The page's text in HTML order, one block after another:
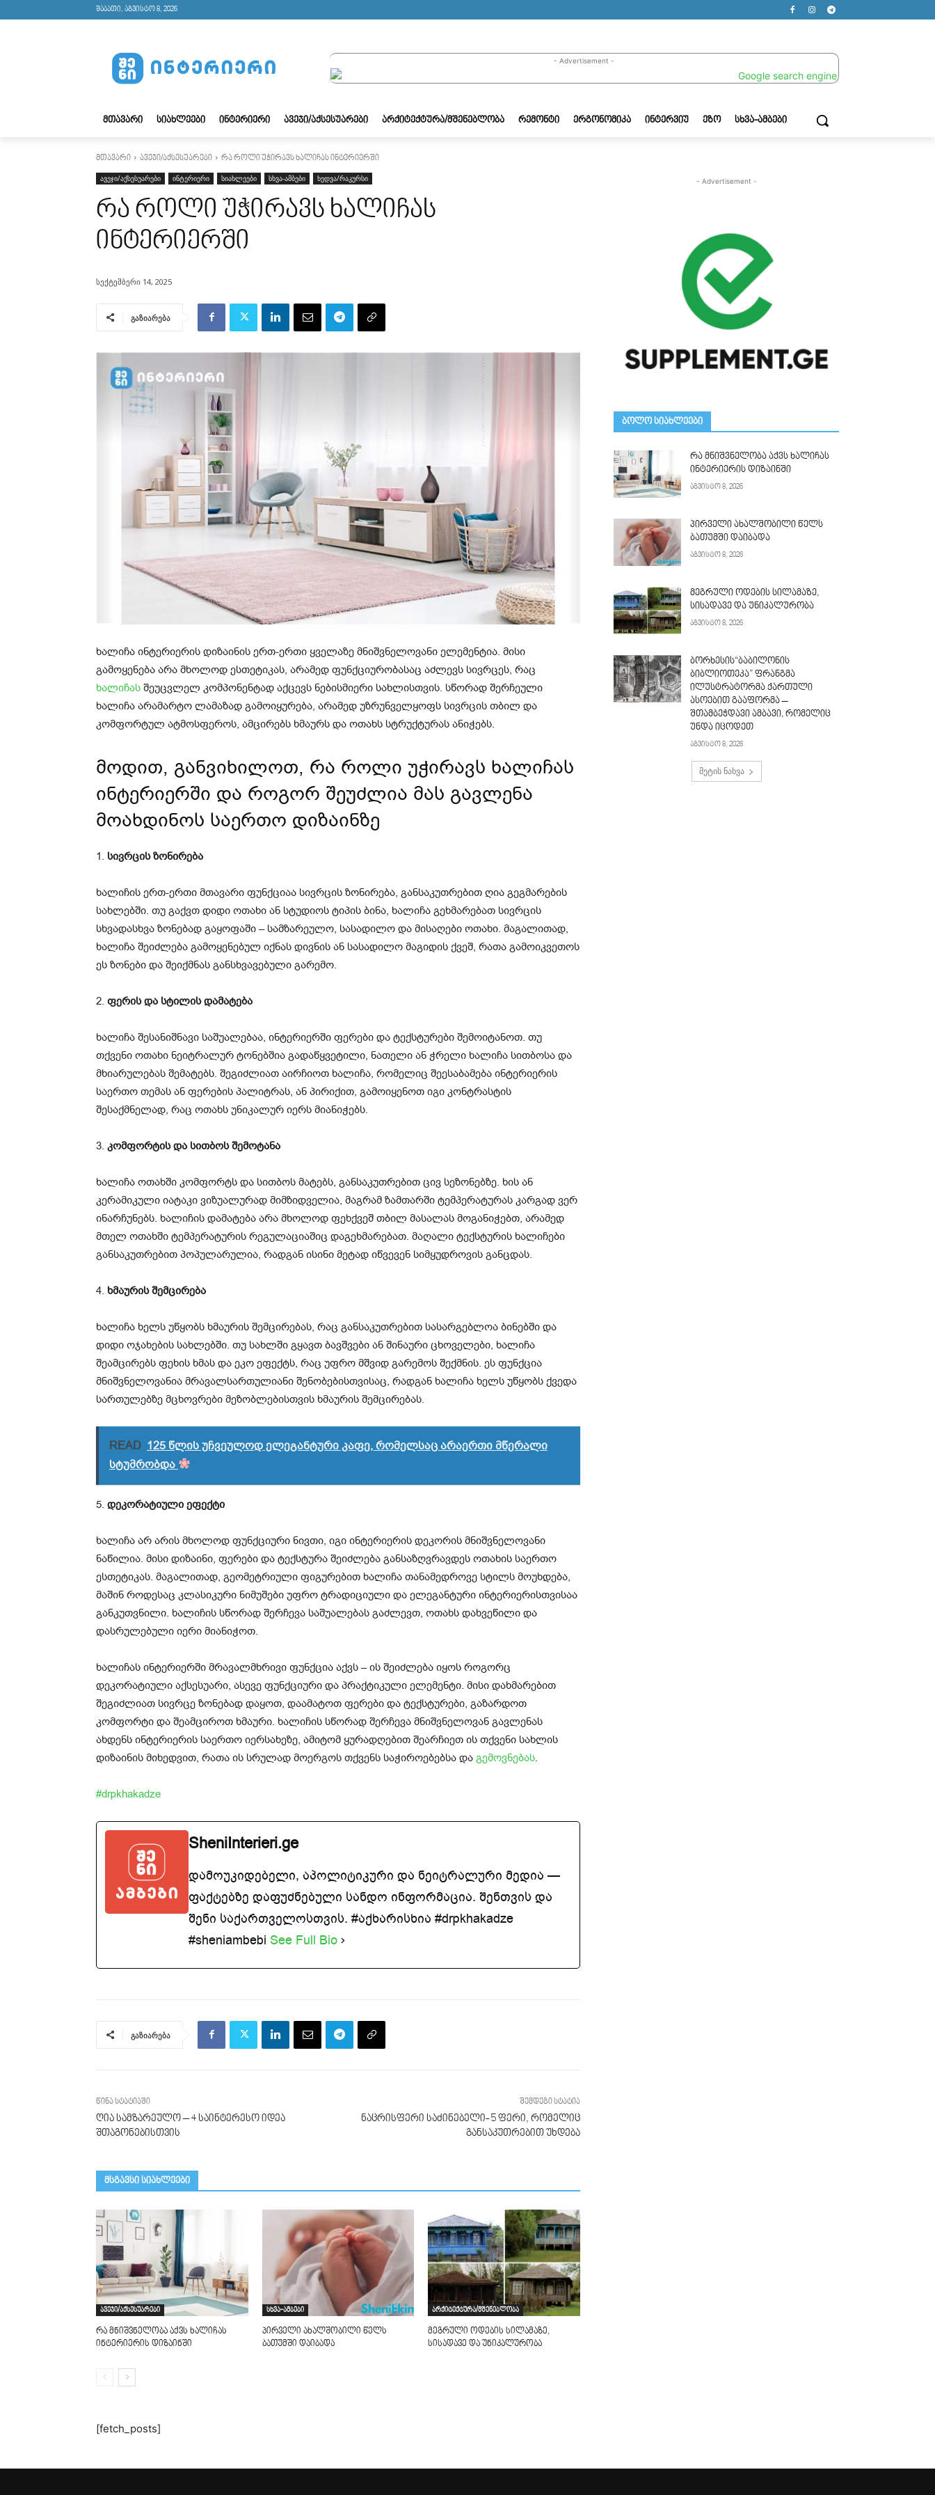
შაბათი, აგვისტო 8, 2026
- Advertisement -
ᲛᲗᲐᲕᲐᲠᲘ ᲡᲘᲐᲮᲚᲔᲔᲑᲘ ᲘᲜᲢᲔᲠᲘᲔᲠᲘ ᲐᲕᲔᲯᲘ/ᲐᲥᲡᲔᲡᲣᲐᲠᲔᲑᲘ ᲐᲠᲥᲘᲢᲔᲥᲢᲣᲠᲐ/ᲛᲨᲔᲜᲔᲑᲚᲝᲑᲐ ᲠᲔᲛᲝᲜᲢᲘ ᲔᲠᲒᲝᲜᲝᲛᲘᲙᲐ ᲘᲜᲢᲔᲠᲕᲘᲣ ᲔᲖᲝ ᲡᲮᲕᲐ-ᲐᲛᲑᲔᲑᲘ
მთავარი ავეჯი/აქსესუარები რა როლი უჭირავს ხალიჩას ინტერიერში
ავეჯი/აქსესუარები ინტერიერი სიახლეები სხვა-ამბები ხედვა/რაკურსი
რა როლი უჭირავს ხალიჩას
ინტერიერში
სექტემბერი 14, 2025
გაზიარება
ხალიჩა ინტერიერის დიზაინის ერთ-ერთი ყველაზე მნიშვნელოვანი ელემენტია. მისი
გამოყენება არა მხოლოდ ესთეტიკას, არამედ ფუნქციურობასაც აძლევს სივრცეს, რაც
ხალიჩას შეუცვლელ კომპონენტად აქცევს ნებისმიერი სახლისთვის. სწორად შერჩეული
ხალიჩა არამარტო ლამაზად გამოიყურება, არამედ უზრუნველყოფს სივრცის თბილ და
კომფორტულ ატმოსფეროს, ამცირებს ხმაურს და ოთახს სტრუქტურას ანიჭებს.
მოდით, განვიხილოთ, რა როლი უჭირავს ხალიჩას
ინტერიერში და როგორ შეუძლია მას გავლენა
მოახდინოს საერთო დიზაინზე
1. სივრცის ზონირება
ხალიჩის ერთ-ერთი მთავარი ფუნქციაა სივრცის ზონირება, განსაკუთრებით ღია გეგმარების
სახლებში. თუ გაქვთ დიდი ოთახი ან სტუდიოს ტიპის ბინა, ხალიჩა გეხმარებათ სივრცის
სხვადასხვა ზონებად გაყოფაში – სამზარეულო, სასადილო და მისაღები ოთახი. მაგალითად,
ხალიჩა შეიძლება გამოყენებულ იქნას დივნის ან სასადილო მაგიდის ქვეშ, რათა გამოიკვეთოს
ეს ზონები და შეიქმნას განსხვავებული გარემო.
2. ფერის და სტილის დამატება
ხალიჩა შესანიშნავი საშუალებაა, ინტერიერში ფერები და ტექსტურები შემოიტანოთ. თუ
თქვენი ოთახი ნეიტრალურ ტონებშია გადაწყვეტილი, ნათელი ან ჭრელი ხალიჩა სითბოსა და
მხიარულებას შემატებს. შეგიძლიათ აირჩიოთ ხალიჩა, რომელიც შეესაბამება ინტერიერის
საერთო თემას ან ფერების პალიტრას, ან პირიქით, გამოიყენოთ იგი კონტრასტის
შესაქმნელად, რაც ოთახს უნიკალურ იერს მიანიჭებს.
3. კომფორტის და სითბოს შემოტანა
ხალიჩა ოთახში კომფორტს და სითბოს მატებს, განსაკუთრებით ცივ სეზონებზე. ხის ან
კერამიკული იატაკი ვიზუალურად მიმზიდველია, მაგრამ ზამთარში ტემპერატურას კარგად ვერ
ინარჩუნებს. ხალიჩის დამატება არა მხოლოდ ფეხქვეშ თბილ მასალას მოგანიჭებთ, არამედ
მთელ ოთახში ტემპერატურის რეგულაციაშიც დაგეხმარებათ. მაღალი ტექსტურის ხალიჩები
განსაკუთრებით პოპულარულია, რადგან ისინი მეტად იწვევენ სიმყუდროვის განცდას.
4. ხმაურის შემცირება
ხალიჩა ხელს უწყობს ხმაურის შემცირებას, რაც განსაკუთრებით სასარგებლოა ბინებში და
დიდი ოჯახების სახლებში. თუ სახლში გყავთ ბავშვები ან შინაური ცხოველები, ხალიჩა
შეამცირებს ფეხის ხმას და ეკო ეფექტს, რაც უფრო მშვიდ გარემოს შექმნის. ეს ფუნქცია
მნიშვნელოვანია მრავალსართულიანი შენობებისთვისაც, რადგან ხალიჩა ხელს უწყობს ქვედა
სართულებზე მცხოვრები მეზობლებისთვის ხმაურის შემცირებას.
READ 125 წლის უჩვეულოდ ელეგანტური კაფე, რომელსაც არაერთი მწერალი
სტუმრობდა
5. დეკორატიული ეფექტი
ხალიჩა არ არის მხოლოდ ფუნქციური ნივთი, იგი ინტერიერის დეკორის მნიშვნელოვანი
ნაწილია. მისი დიზაინი, ფერები და ტექსტურა შეიძლება განსაზღვრავდეს ოთახის საერთო
ესთეტიკას. მაგალითად, გეომეტრიული ფიგურებით ხალიჩა თანამედროვე სტილს მოუხდება,
მაშინ როდესაც კლასიკური ნიმუშები უფრო ტრადიციული და ელეგანტური ინტერიერისთვისაა
განკუთვნილი. ხალიჩის სწორად შერჩევა საშუალებას გაძლევთ, ოთახს დახვეწილი და
დასრულებული იერი მიანიჭოთ.
ხალიჩას ინტერიერში მრავალმხრივი ფუნქცია აქვს – ის შეიძლება იყოს როგორც
დეკორატიული აქსესუარი, ასევე ფუნქციური და პრაქტიკული ელემენტი. მისი დახმარებით
შეგიძლიათ სივრცე ზონებად დაყოთ, დაამატოთ ფერები და ტექსტურები, გაზარდოთ
კომფორტი და შეამციროთ ხმაური. ხალიჩის სწორად შერჩევა მნიშვნელოვან გავლენას
ახდენს ინტერიერის საერთო იერსახეზე, ამიტომ ყურადღებით შეარჩიეთ ის თქვენი სახლის
დიზაინის მიხედვით, რათა ის სრულად მოერგოს თქვენს საჭიროებებსა და გემოვნებას.
#drpkhakadze
SheniInterieri.ge
დამოუკიდებელი, აპოლიტიკური და ნეიტრალური მედია —
ფაქტებზე დაფუძნებული სანდო ინფორმაცია. შენთვის და
შენი საქართველოსთვის. #აქხარისხია #drpkhakadze
#sheniambebi See Full Bio
გაზიარება
წინა სტატიაში
ღია სამზარეულო – 4 საინტერესო იდეა
შთაგონებისთვის
შემდეგი სტატია
ნაცრისფერი საძინებელი- 5 ფერი, რომელიც
განსაკუთრებით უხდება
მსგავსი სიახლეები
ავეჯი/აქსესუარები
რა მნიშვნელობა აქვს ხალიჩას
ინტერიერის დიზაინში
სხვა-ამბები
პირველი ახალშობილი წელს
ბათუმში დაიბადა
არქიტექტურა/მშენებლობა
მეგრული ოდების სილამაზე,
სისადავე და უნიკალურობა
[fetch_posts]
- Advertisement -
ᲑᲝᲚᲝ ᲡᲘᲐᲮᲚᲔᲔᲑᲘ
რა მნიშვნელობა აქვს ხალიჩას
ინტერიერის დიზაინში
აგვისტო 8, 2026
პირველი ახალშობილი წელს
ბათუმში დაიბადა
აგვისტო 8, 2026
მეგრული ოდების სილამაზე,
სისადავე და უნიკალურობა
აგვისტო 8, 2026
ბორხესის“ბაბილონის
ბიბლიოთეკა” ფრანგმა
ილუსტრატორმა ქართული
ასოებით გააფორმა –
შთამბეჭდავი ამბავი, რომელიც
უნდა იცოდეთ
აგვისტო 8, 2026
მეტის ნახვა